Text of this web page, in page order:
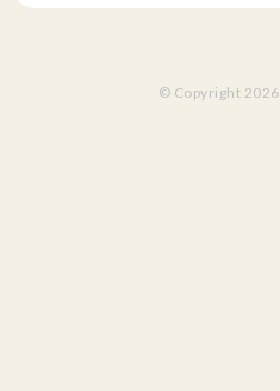
© Copyright 2026